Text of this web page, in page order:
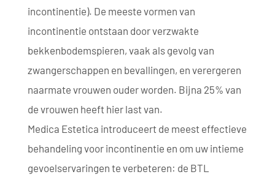
incontinentie). De meeste vormen van
incontinentie ontstaan door verzwakte
bekkenbodemspieren, vaak als gevolg van
zwangerschappen en bevallingen, en verergeren
naarmate vrouwen ouder worden. Bijna 25% van
de vrouwen heeft hier last van.
Medica Estetica introduceert de meest effectieve
behandeling voor incontinentie en om uw intieme
gevoelservaringen te verbeteren: de BTL